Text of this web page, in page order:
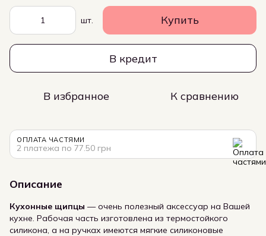
шт. Купить
В кредит
В избранное К сравнению
ОПЛАТА ЧАСТЯМИ
2 платежа по 77.50 грн
Описание
Кухонные щипцы —очень полезный аксессуар на Вашей
кухне. Рабочая часть изготовлена из термостойкого
силикона, а на ручках имеются мягкие силиконовые